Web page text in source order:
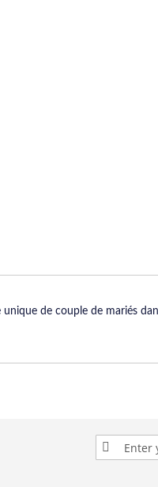
de couple de mariés
Sign
Up